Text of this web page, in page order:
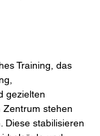
Training, das
gezielten
Zentrum stehen
Diese stabilisieren